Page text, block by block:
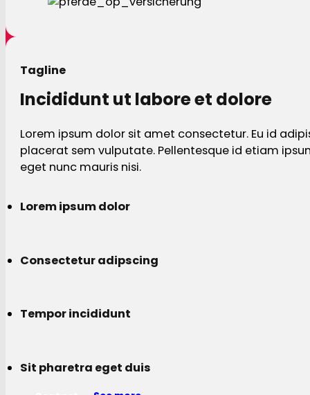
Tagline
Incididunt ut labore et dolore
Lorem ipsum dolor sit amet consectetur. Eu id
placerat sem vulputate. Pellentesque id etiam
eget nunc mauris nisi.
Lorem ipsum dolor
Consectetur adipscing
Tempor incididunt
Sit pharetra eget duis